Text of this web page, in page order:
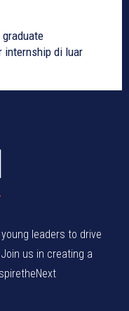
internship di luar
leaders to drive
us in creating a